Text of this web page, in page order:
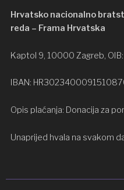
Hrvatsko nacionalno
reda – Frama Hrvatska
Kaptol 9, 10000 Zagreb,
IBAN:
Opis plaćanja: Donacija za
Unaprijed hvala na svakom